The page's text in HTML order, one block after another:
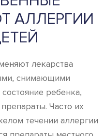
АЛЛЕРГИИ
лекарства
снимающими
ребенка,
Часто их
течении аллергии